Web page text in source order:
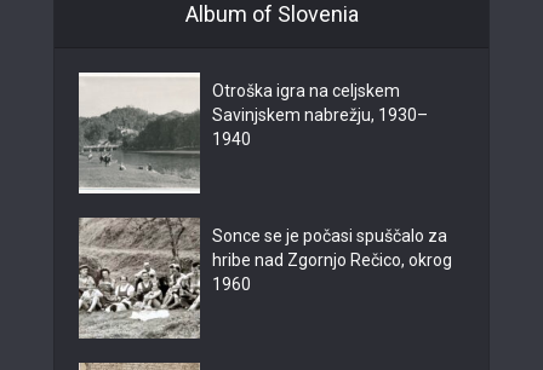
Album of Slovenia
Otroška igra na celjskem
Savinjskem nabrežju, 1930–
1940
Sonce se je počasi spuščalo za
hribe nad Zgornjo Rečico, okrog
1960